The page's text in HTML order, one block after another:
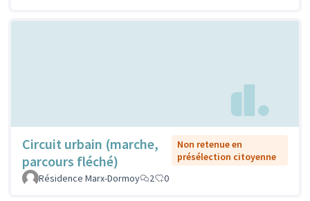
Circuit urbain (marche,
parcours fléché)
Non retenue en
présélection citoyenne
Résidence Marx-Dormoy
2 0